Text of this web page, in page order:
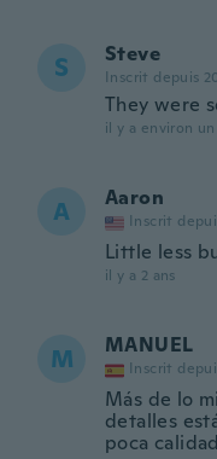
S Steve
Inscrit depuis
They were
il y a environ un
A Aaron
Inscrit
Little less
il y a 2 ans
M MANUEL
Inscrit
Más de lo
detalles
poca